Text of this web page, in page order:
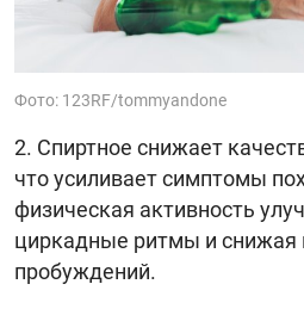
Фото: 123RF/tommyandone
Спиртное снижает
что усиливает симптомы
физическая активность
циркадные ритмы и снижая
пробуждений.